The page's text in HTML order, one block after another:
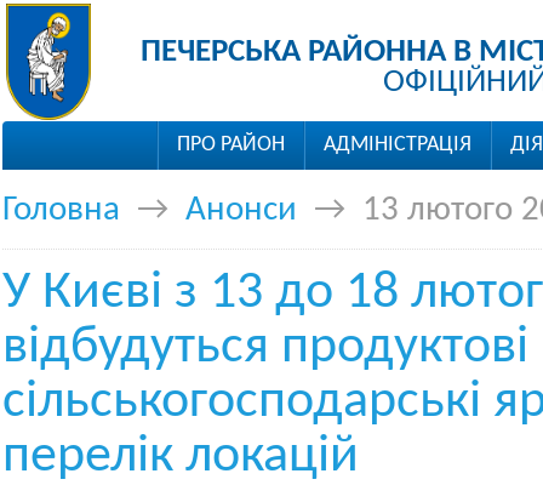
ПЕЧЕРСЬКА РАЙОННА В
ПРО РАЙОН АДМІНІСТРАЦІЯ
Головна → Анонси → 13 лютого
У Києві з 13 до 18
відбудуться продуктові
сільськогосподарські
перелік локацій